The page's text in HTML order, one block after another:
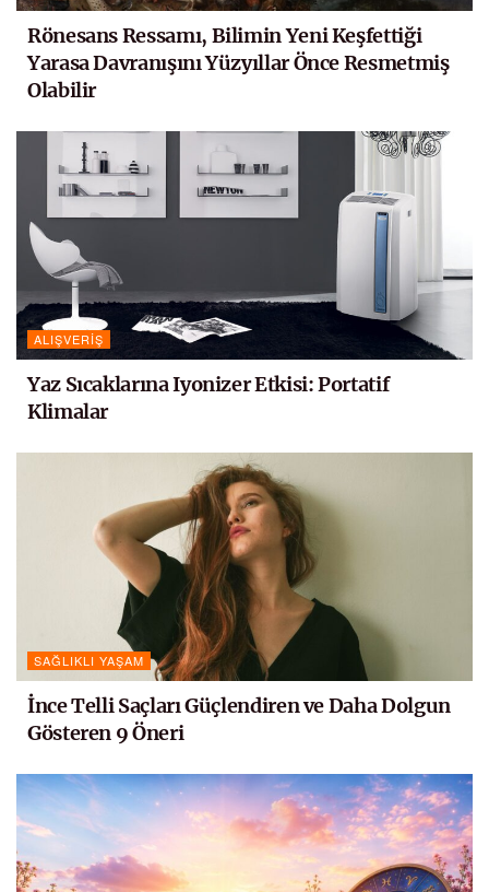
Rönesans Ressamı, Bilimin Yeni Keşfettiği
Yarasa Davranışını Yüzyıllar Önce Resmetmiş
Olabilir
ALIŞVERIŞ
Yaz Sıcaklarına Iyonizer Etkisi: Portatif
Klimalar
SAĞLIKLI YAŞAM
İnce Telli Saçları Güçlendiren ve Daha Dolgun
Gösteren 9 Öneri